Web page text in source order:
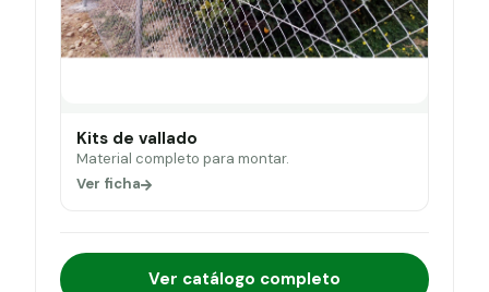
Kits de vallado
Material completo para montar.
Ver ficha
Ver catálogo completo